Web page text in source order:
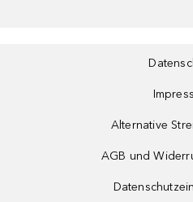
Alternative
AGB und